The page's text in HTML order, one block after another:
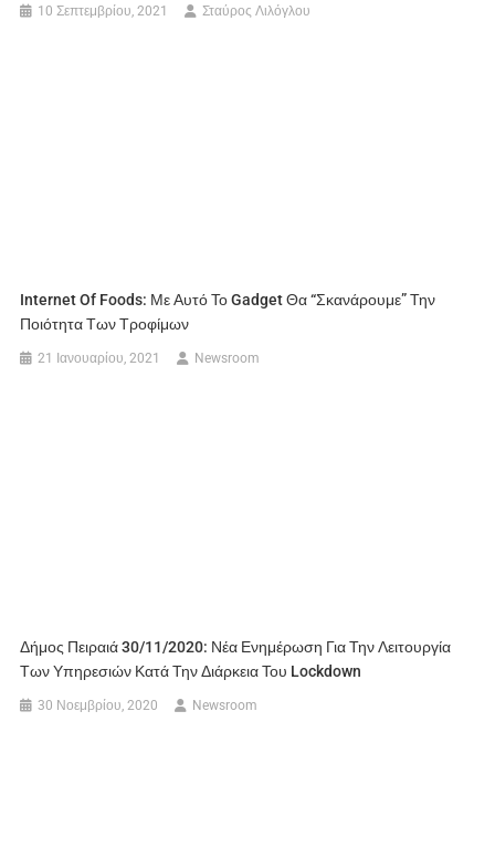
10 Σεπτεμβρίου, 2021 Σταύρος Λιλόγλου
Internet Of Foods: Με Αυτό Το Gadget Θα “σκανάρουμε” Την
Ποιότητα Των Τροφίμων
21 Ιανουαρίου, 2021 Newsroom
Δήμος Πειραιά 30/11/2020: Νέα Ενημέρωση Για Την Λειτουργία
Των Υπηρεσιών Κατά Την Διάρκεια Του Lockdown
30 Νοεμβρίου, 2020 Newsroom